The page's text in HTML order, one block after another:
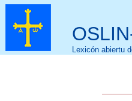
Lexicón abiertu